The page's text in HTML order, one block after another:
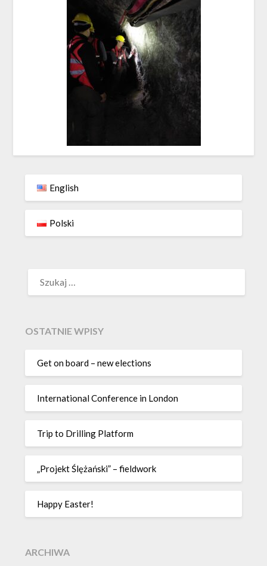
English
Polski
OSTATNIE WPISY
Get on board – new elections
International Conference in London
Trip to Drilling Platform
„Projekt Ślężański” – fieldwork
Happy Easter!
ARCHIWA